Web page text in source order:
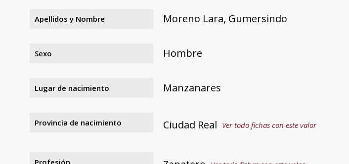
Apellidos y Nombre Moreno Lara, Gumersindo
Sexo Hombre
Lugar de nacimiento Manzanares
Provincia de nacimiento Ciudad Real Ver todo fichas con este valor
Profesión